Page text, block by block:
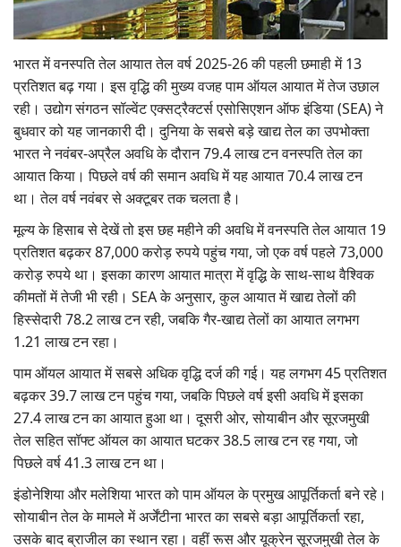
Rural Connect
Gallery
National
Latest News
Agriculture Conclave and NACOF
Awards 2022
Agri Start-Ups
Language
English Hindi
भारत में वनस्पति तेल आयात तेल वर्ष 2025-26 की पहली छमाही में 13
प्रतिशत बढ़ गया। इस वृद्धि की मुख्य वजह पाम ऑयल आयात में तेज उछाल
रही। उद्योग संगठन सॉल्वेंट एक्सट्रैक्टर्स एसोसिएशन ऑफ इंडिया (SEA) ने
बुधवार को यह जानकारी दी। दुनिया के सबसे बड़े खाद्य तेल का उपभोक्ता
भारत ने नवंबर-अप्रैल अवधि के दौरान 79.4 लाख टन वनस्पति तेल का
आयात किया। पिछले वर्ष की समान अवधि में यह आयात 70.4 लाख टन
था। तेल वर्ष नवंबर से अक्टूबर तक चलता है।
मूल्य के हिसाब से देखें तो इस छह महीने की अवधि में वनस्पति तेल आयात 19
प्रतिशत बढ़कर 87,000 करोड़ रुपये पहुंच गया, जो एक वर्ष पहले 73,000
करोड़ रुपये था। इसका कारण आयात मात्रा में वृद्धि के साथ-साथ वैश्विक
कीमतों में तेजी भी रही। SEA के अनुसार, कुल आयात में खाद्य तेलों की
हिस्सेदारी 78.2 लाख टन रही, जबकि गैर-खाद्य तेलों का आयात लगभग
1.21 लाख टन रहा।
पाम ऑयल आयात में सबसे अधिक वृद्धि दर्ज की गई। यह लगभग 45 प्रतिशत
बढ़कर 39.7 लाख टन पहुंच गया, जबकि पिछले वर्ष इसी अवधि में इसका
27.4 लाख टन का आयात हुआ था। दूसरी ओर, सोयाबीन और सूरजमुखी
तेल सहित सॉफ्ट ऑयल का आयात घटकर 38.5 लाख टन रह गया, जो
पिछले वर्ष 41.3 लाख टन था।
इंडोनेशिया और मलेशिया भारत को पाम ऑयल के प्रमुख आपूर्तिकर्ता बने रहे।
सोयाबीन तेल के मामले में अर्जेंटीना भारत का सबसे बड़ा आपूर्तिकर्ता रहा,
उसके बाद ब्राजील का स्थान रहा। वहीं रूस और यूक्रेन सूरजमुखी तेल के